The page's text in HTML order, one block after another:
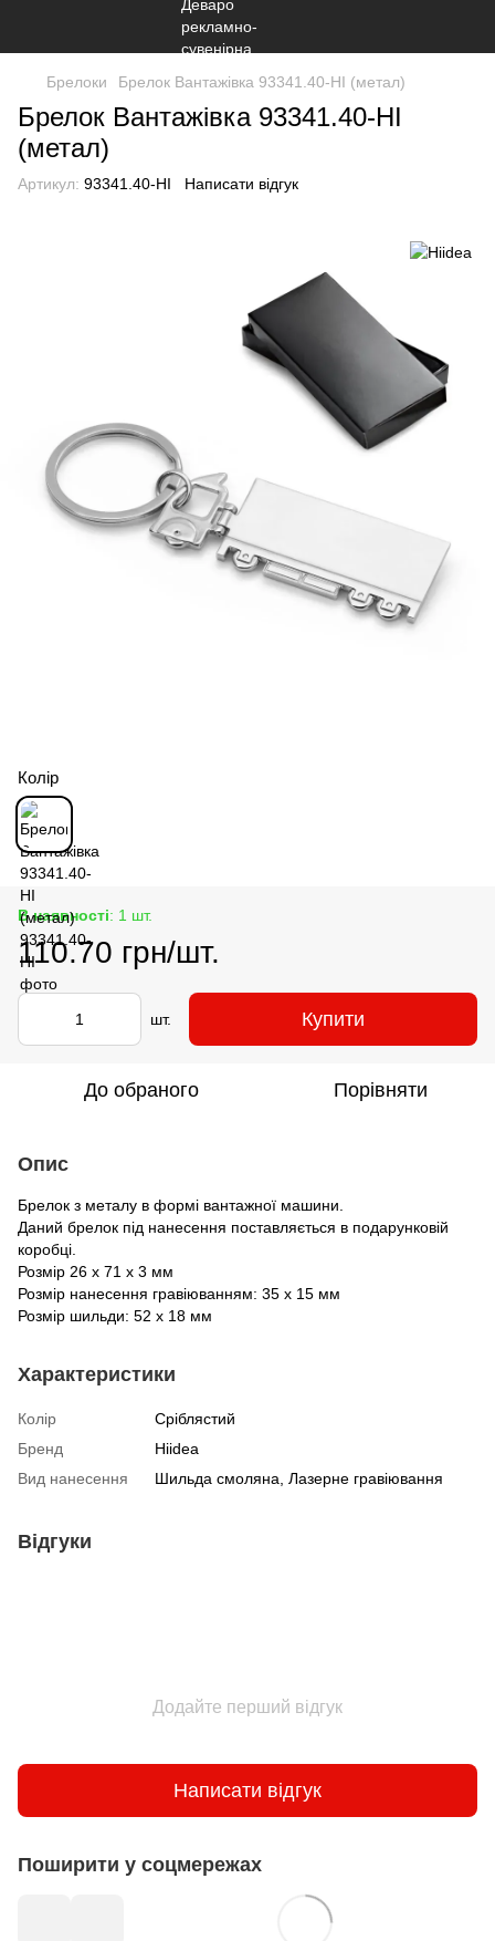
Брелоки Брелок Вантажівка 93341.40-HI (метал)
Брелок Вантажівка 93341.40-HI
(метал)
Артикул: 93341.40-HI Написати відгук
Колір
В наявності: 1 шт.
110.70 грн/шт.
шт. Купити
До обраного Порівняти
Опис
Брелок з металу в формі вантажної машини.
Даний брелок під нанесення поставляється в подарунковій
коробці.
Розмір 26 x 71 x 3 мм
Розмір нанесення гравіюванням: 35 х 15 мм
Розмір шильди: 52 х 18 мм
Характеристики
Колір
Сріблястий
Бренд
Hiidea
Вид нанесення
Шильда смоляна, Лазерне гравіювання
Відгуки
Додайте перший відгук
Написати відгук
Поширити у соцмережах